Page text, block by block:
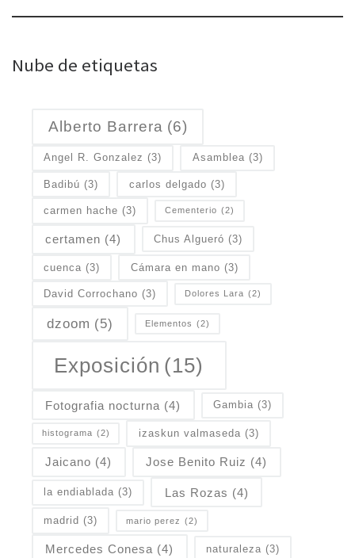
Nube de etiquetas
Alberto Barrera (6)
Angel R. Gonzalez (3) Asamblea (3)
Badibú (3) carlos delgado (3)
carmen hache (3) Cementerio (2)
certamen (4) Chus Algueró (3)
cuenca (3) Cámara en mano (3)
David Corrochano (3) Dolores Lara (2)
dzoom (5) Elementos (2)
Exposición (15)
Fotografia nocturna (4) Gambia (3)
histograma (2) izaskun valmaseda (3)
Jaicano (4) Jose Benito Ruiz (4)
la endiablada (3) Las Rozas (4)
madrid (3) mario perez (2)
Mercedes Conesa (4) naturaleza (3)